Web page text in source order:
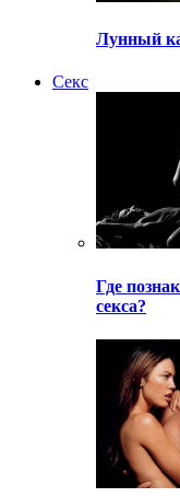
Лунный
Секс
Где
секса?